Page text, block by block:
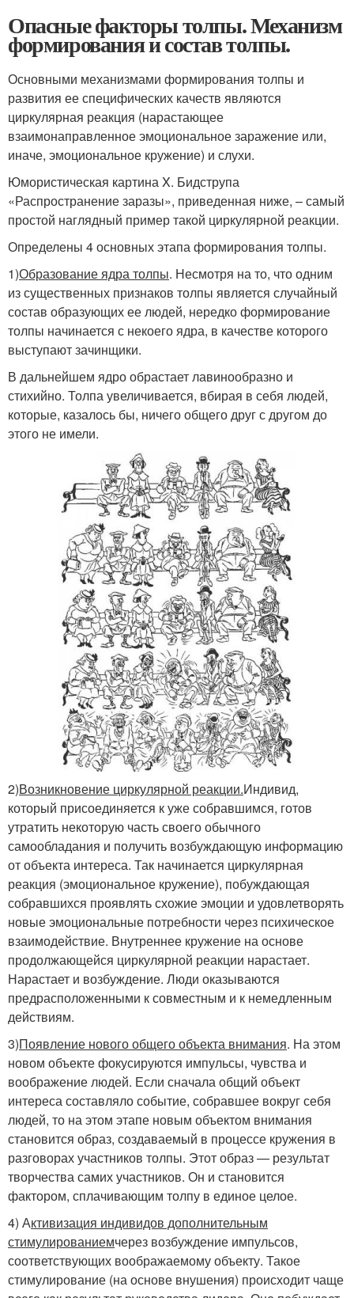
Опасные факторы толпы. Механизм
формирования и состав толпы.
Основными механизмами формирования толпы и
развития ее специфических качеств являются
циркулярная реакция (нарастающее
взаимонаправленное эмоциональное заражение или,
иначе, эмоциональное кружение) и слухи.
Юмористическая картина X. Бидструпа
«Распространение заразы», приведенная ниже, – самый
простой наглядный пример такой циркулярной реакции.
Определены 4 основных этапа формирования толпы.
1)Образование ядра толпы. Несмотря на то, что одним
из существенных признаков толпы является случайный
состав образующих ее людей, нередко формирование
толпы начинается с некоего ядра, в качестве которого
выступают зачинщики.
В дальнейшем ядро обрастает лавинообразно и
стихийно. Толпа увеличивается, вбирая в себя людей,
которые, казалось бы, ничего общего друг с другом до
этого не имели.
2)Возникновение циркулярной реакции.Индивид,
который присоединяется к уже собравшимся, готов
утратить некоторую часть своего обычного
самообладания и получить возбуждающую информацию
от объекта интереса. Так начинается циркулярная
реакция (эмоциональное кружение), побуждающая
собравшихся проявлять схожие эмоции и удовлетворять
новые эмоциональные потребности через психическое
взаимодействие. Внутреннее кружение на основе
продолжающейся циркулярной реакции нарастает.
Нарастает и возбуждение. Люди оказываются
предрасположенными к совместным и к немедленным
действиям.
3)Появление нового общего объекта внимания. На этом
новом объекте фокусируются импульсы, чувства и
воображение людей. Если сначала общий объект
интереса составляло событие, собравшее вокруг себя
людей, то на этом этапе новым объектом внимания
становится образ, создаваемый в процессе кружения в
разговорах участников толпы. Этот образ — результат
творчества самих участников. Он и становится
фактором, сплачивающим толпу в единое целое.
4) Активизация индивидов дополнительным
стимулированиемчерез возбуждение импульсов,
соответствующих воображаемому объекту. Такое
стимулирование (на основе внушения) происходит чаще